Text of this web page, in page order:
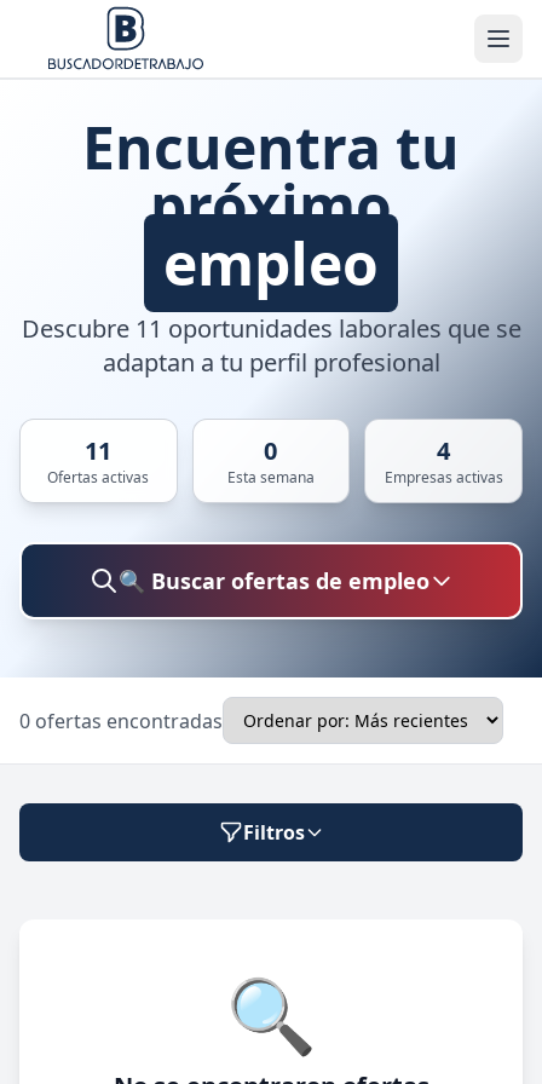
Encuentra tu
próximo
empleo
Descubre 11 oportunidades laborales que se
adaptan a tu perfil profesional
11
Ofertas activas
0
Esta semana
4
Empresas activas
🔍 Buscar ofertas de empleo
Ubicación
🔍 Buscar
0 ofertas encontradas
Filtros
Modalidad de trabajo🔍